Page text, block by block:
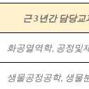
근 3년간 담당교
화공열역학, 공정및
생물공정공학, 생물